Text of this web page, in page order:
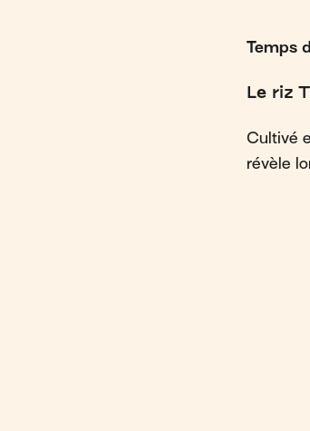
Temps
Le riz
Cultivé
révèle